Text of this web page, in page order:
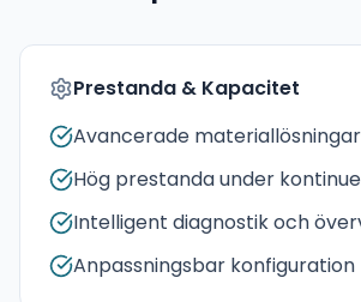
Prestanda & Kapacitet
Avancerade materiallösningar
Hög prestanda under
Intelligent diagnostik och
Anpassningsbar konfiguration